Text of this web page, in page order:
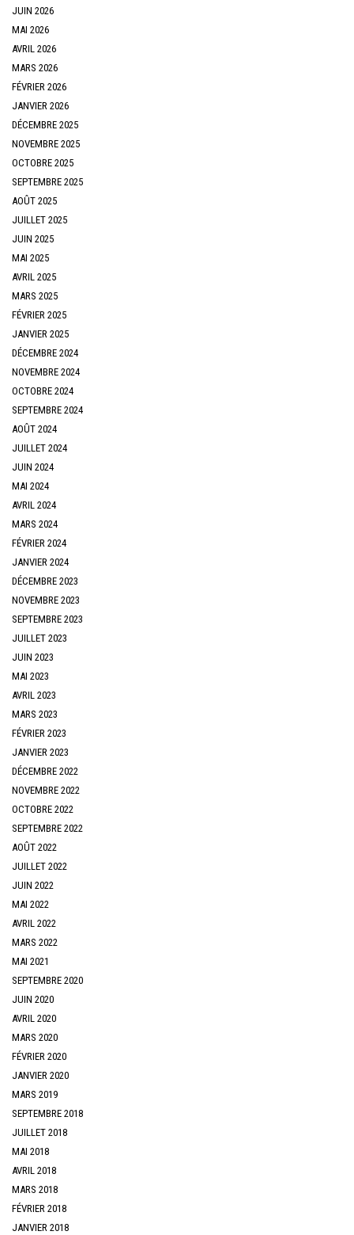
JUIN 2026
MAI 2026
AVRIL 2026
MARS 2026
FÉVRIER 2026
JANVIER 2026
DÉCEMBRE 2025
NOVEMBRE 2025
OCTOBRE 2025
SEPTEMBRE 2025
AOÛT 2025
JUILLET 2025
JUIN 2025
MAI 2025
AVRIL 2025
MARS 2025
FÉVRIER 2025
JANVIER 2025
DÉCEMBRE 2024
NOVEMBRE 2024
OCTOBRE 2024
SEPTEMBRE 2024
AOÛT 2024
JUILLET 2024
JUIN 2024
MAI 2024
AVRIL 2024
MARS 2024
FÉVRIER 2024
JANVIER 2024
DÉCEMBRE 2023
NOVEMBRE 2023
SEPTEMBRE 2023
JUILLET 2023
JUIN 2023
MAI 2023
AVRIL 2023
MARS 2023
FÉVRIER 2023
JANVIER 2023
DÉCEMBRE 2022
NOVEMBRE 2022
OCTOBRE 2022
SEPTEMBRE 2022
AOÛT 2022
JUILLET 2022
JUIN 2022
MAI 2022
AVRIL 2022
MARS 2022
MAI 2021
SEPTEMBRE 2020
JUIN 2020
AVRIL 2020
MARS 2020
FÉVRIER 2020
JANVIER 2020
MARS 2019
SEPTEMBRE 2018
JUILLET 2018
MAI 2018
AVRIL 2018
MARS 2018
FÉVRIER 2018
JANVIER 2018